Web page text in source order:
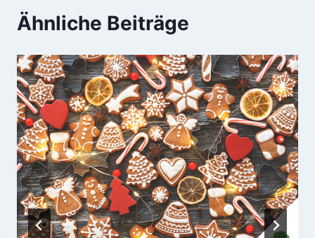
Ähnliche Beiträge